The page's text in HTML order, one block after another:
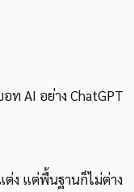
AI อย่าง ChatGPT
ต่ง แต่พื้นฐานก็ไม่ต่าง